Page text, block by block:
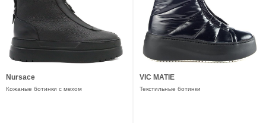
Nursace
Кожаные ботинки с мехом
VIC MATIE
Текстильные ботинки